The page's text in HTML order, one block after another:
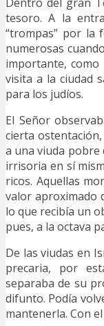
tesoro. A la
“trompas” por la
numerosas
importante,
visita a la ciudad
para los judíos.
El Señor
cierta
a una viuda pobre
irrisoria en sí
ricos. Aquellas
valor aproximado
lo que recibía un
pues, a la octava
De las viudas en
precaria, por
separaba de su
difunto. Podía
mantenerla. Con